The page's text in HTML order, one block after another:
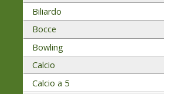
Biliardo
Bocce
Bowling
Calcio
Calcio a 5